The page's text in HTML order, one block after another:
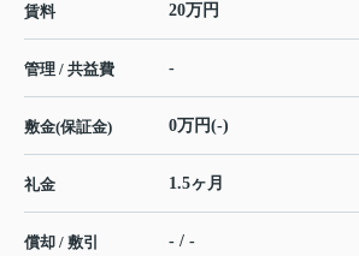
賃料 20万円
管理 / 共益費 -
敷金(保証金) 0万円(-)
礼金 1.5ヶ月
償却 / 敷引 - / -